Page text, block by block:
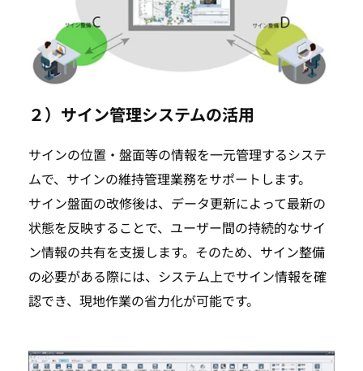
２）サイン管理システムの活用
サインの位置・盤面等の情報を一元管理するシステ
ムで、サインの維持管理業務をサポートします。
サイン盤面の改修後は、データ更新によって最新の
状態を反映することで、ユーザー間の持続的なサイ
ン情報の共有を支援します。そのため、サイン整備
の必要がある際には、システム上でサイン情報を確
認でき、現地作業の省力化が可能です。